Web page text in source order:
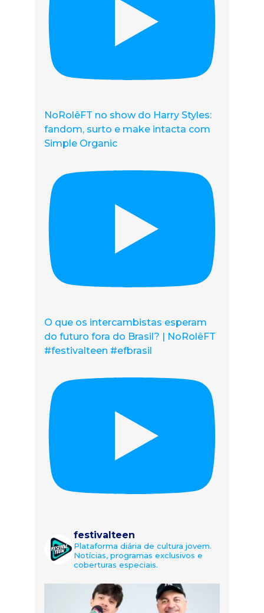
NoRolêFT no show do Harry Styles:
fandom, surto e make intacta com
Simple Organic
O que os intercambistas esperam
do futuro fora do Brasil? | NoRolêFT
#festivalteen #efbrasil
festivalteen
Plataforma diária de cultura jovem.
Notícias, programas exclusivos e
coberturas especiais.